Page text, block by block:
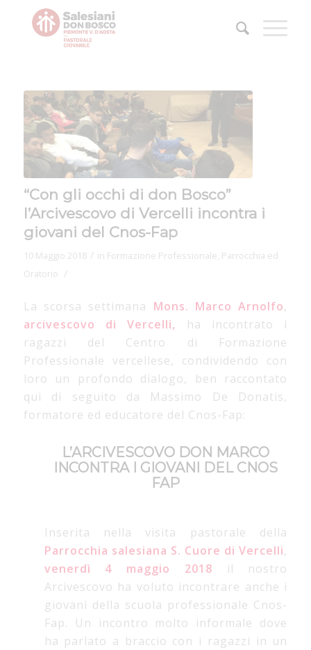
“Con gli occhi di don Bosco”
l’Arcivescovo di Vercelli incontra i
giovani del Cnos-Fap
10 Maggio 2018 / in Formazione Professionale, Parrocchia ed
Oratorio /
La scorsa settimana Mons. Marco Arnolfo,
arcivescovo di Vercelli,
ha incontrato i
ragazzi del Centro di Formazione
Professionale vercellese, condividendo con
loro un profondo dialogo, ben raccontato
qui di seguito da Massimo De Donatis,
formatore ed educatore del Cnos-Fap:
L’ARCIVESCOVO DON MARCO
INCONTRA I GIOVANI DEL CNOS
FAP
Inserita nella visita pastorale della
Parrocchia salesiana S. Cuore di Vercelli,
venerdì 4 maggio 2018 il nostro
Arcivescovo ha voluto incontrare anche i
giovani della scuola professionale Cnos-
Fap. Un incontro molto informale dove
ha parlato a braccio con i ragazzi in un